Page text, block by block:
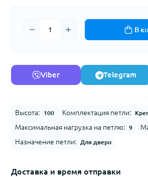
В
Viber Telegram
Высота: 100 Комплектация петли:
Максимальная нагрузка на петлю: 9
Назначение петли: Для двери
Доставка и время отправки